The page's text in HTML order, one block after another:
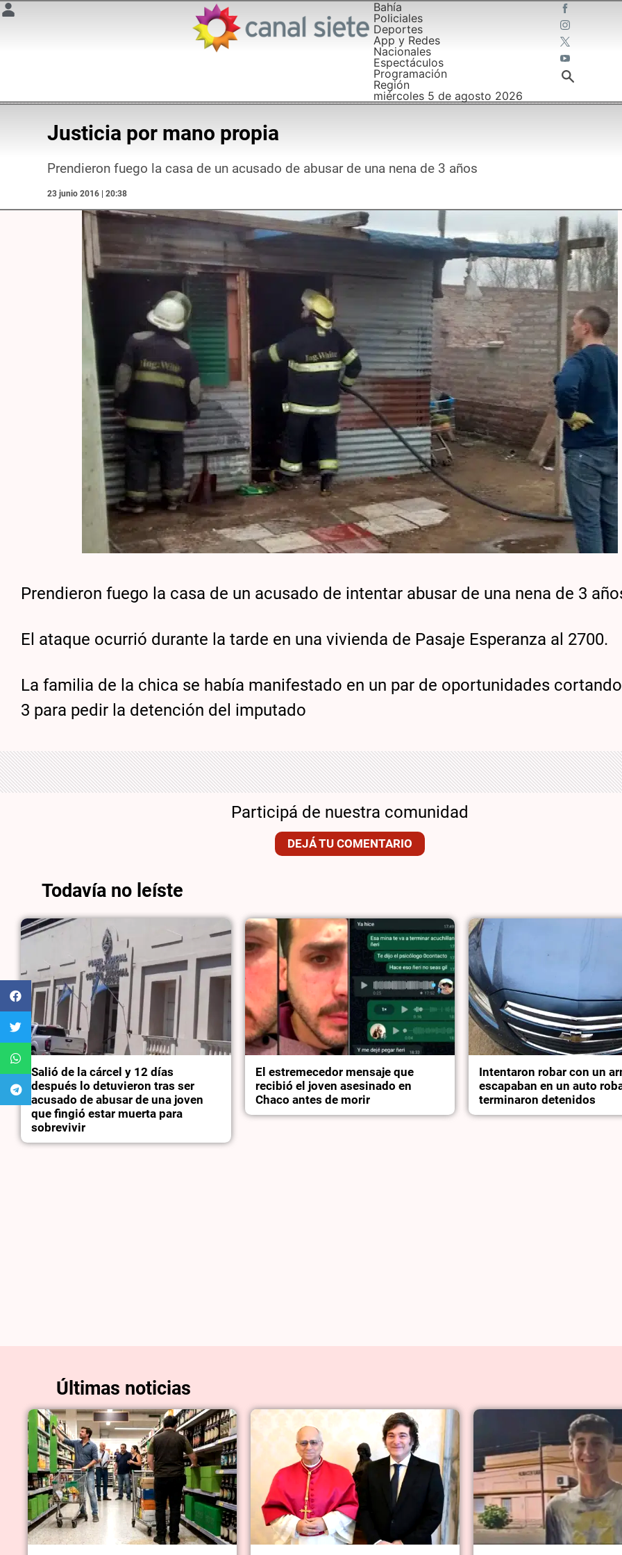
Bahía
Policiales
Deportes
App y Redes
Nacionales
Espectáculos
Programación
Región
miércoles 5 de agosto 2026
Justicia por mano propia
Prendieron fuego la casa de un acusado de abusar de una nena de 3 años
23 junio 2016 | 20:38
Prendieron fuego la casa de un acusado de intentar abusar de una nena de 3
El ataque ocurrió durante la tarde en una vivienda de Pasaje Esperanza al 2700.
La familia de la chica se había manifestado en un par de oportunidades
3 para pedir la detención del imputado
Participá de nuestra comunidad
DEJÁ TU COMENTARIO
Todavía no leíste
Salió de la cárcel y 12 días
después lo detuvieron tras ser
acusado de abusar de una joven
que fingió estar muerta para
sobrevivir
El estremecedor mensaje que
recibió el joven asesinado en
Chaco antes de morir
Intentaron robar con un
escapaban en un auto
terminaron detenidos
Últimas noticias